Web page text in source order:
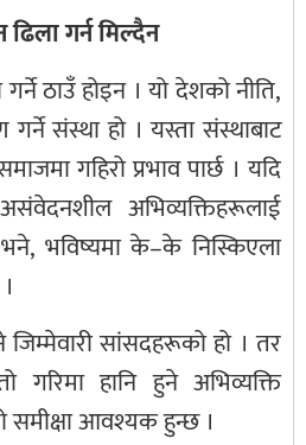
गर्न मिल्दैन
ठाउँ होइन । यो देशको नीति,
गर्ने संस्था हो । यस्ता संस्थाबाट
गहिरो प्रभाव पार्छ । यदि
अभिव्यक्तिहरूलाई
भविष्यमा के–के निस्किएला
सांसदहरूको हो । तर
गरिमा हानि हुने अभिव्यक्ति
आवश्यक हुन्छ ।